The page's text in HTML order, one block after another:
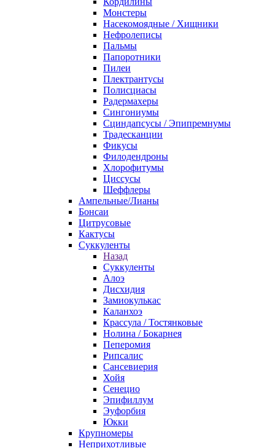
Монстеры
Насекомоядные / Хищники
Нефролеписы
Пальмы
Папоротники
Пилеи
Плектрантусы
Полисциасы
Радермахеры
Сингониумы
Сциндапсусы / Эпипремнумы
Традесканции
Фикусы
Филодендроны
Хлорофитумы
Циссусы
Шеффлеры
Ампельные/Лианы
Бонсаи
Цитрусовые
Кактусы
Суккуленты
Назад
Суккуленты
Алоэ
Дисхидия
Замиокулькас
Каланхоэ
Крассула / Тостянковые
Нолина / Бокарнея
Пеперомия
Рипсалис
Сансевиерия
Хойя
Сенецио
Эпифиллум
Эуфорбия
Юкки
Крупномеры
Неприхотливые